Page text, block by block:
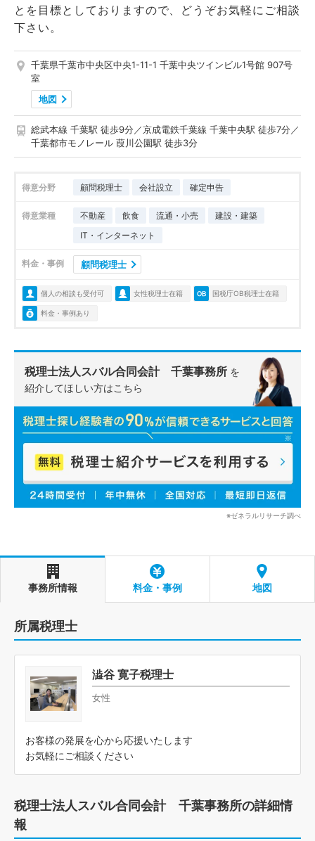
とを目標としておりますので、どうぞお気軽にご相談
下さい。
千葉県千葉市中央区中央1-11-1 千葉中央ツインビル1号館 907号
室
地図
総武本線 千葉駅 徒歩9分／京成電鉄千葉線 千葉中央駅 徒歩7分／
千葉都市モノレール 葭川公園駅 徒歩3分
得意分野 顧問税理士 会社設立 確定申告
得意業種 不動産 飲食 流通・小売
建設・建築
IT・インターネット
料金・事例 顧問税理士
個人の相談も受付可 女性税理士在籍 国税庁OB税理士在籍
料金・事例あり
税理士法人スバル合同会計 千葉事務所 を
紹介してほしい方はこちら
※ゼネラルリサーチ調べ
事務所情報 料金・事例 地図
所属税理士
澁谷 寛子税理士
女性
お客様の発展を心から応援いたします
お気軽にご相談ください
税理士法人スバル合同会計 千葉事務所の詳細情
報